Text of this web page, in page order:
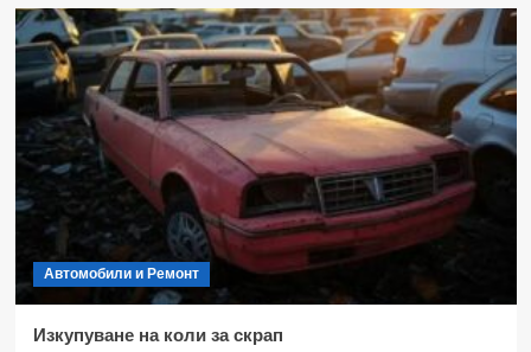
Автомобили и Ремонт
Изкупуване на коли за скрап